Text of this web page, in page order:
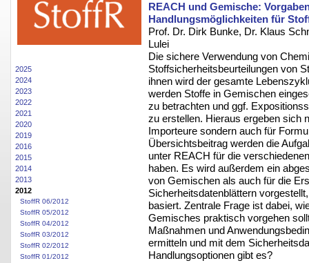
2025
2024
2023
2022
2021
2020
2019
2016
2015
2014
2013
2012
StoffR 06/2012
StoffR 05/2012
StoffR 04/2012
StoffR 03/2012
StoffR 02/2012
StoffR 01/2012
REACH und Gemische:
Handlungsmöglichkeiten für
Prof. Dr. Dirk Bunke, Dr. Klaus
Lulei
Die sichere Verwendung von
Stoffsicherheitsbeurteilungen von
ihnen wird der gesamte
werden Stoffe in Gemischen
zu betrachten und ggf.
zu erstellen. Hieraus ergeben sich
Importeure sondern auch für
Übersichtsbeitrag werden die
unter REACH für die
haben. Es wird außerdem ein
von Gemischen als auch für die
Sicherheitsdatenblättern
basiert. Zentrale Frage ist dabei,
Gemisches praktisch vorgehen
Maßnahmen und
ermitteln und mit dem
Handlungsoptionen gibt es?